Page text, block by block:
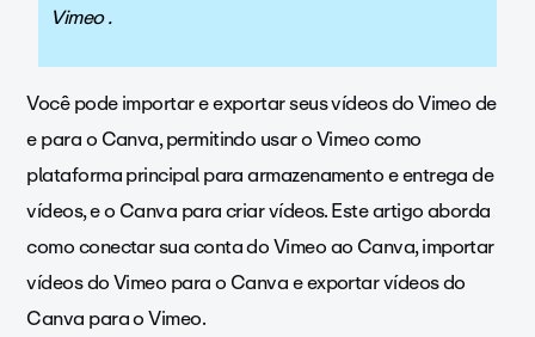
Vimeo .
Você pode importar e exportar seus vídeos do Vimeo de
e para o Canva, permitindo usar o Vimeo como
plataforma principal para armazenamento e entrega de
vídeos, e o Canva para criar vídeos. Este artigo aborda
como conectar sua conta do Vimeo ao Canva, importar
vídeos do Vimeo para o Canva e exportar vídeos do
Canva para o Vimeo.